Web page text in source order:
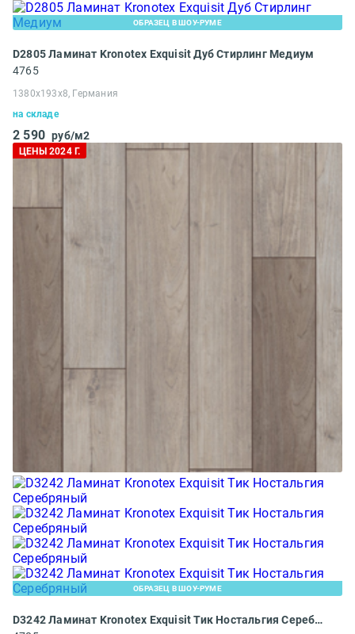
ОБРАЗЕЦ В ШОУ-РУМЕ
D2805 Ламинат Kronotex Exquisit Дуб Стирлинг Медиум
4765
1380x193x8, Германия
на складе
2 590 руб/м2
ОБРАЗЕЦ В ШОУ-РУМЕ
ЦЕНЫ 2024 Г.
D3242 Ламинат Kronotex Exquisit Тик Ностальгия Серебряный